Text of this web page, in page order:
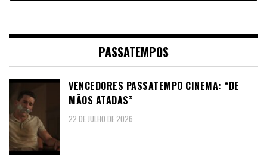
PASSATEMPOS
VENCEDORES PASSATEMPO CINEMA: “DE
MÃOS ATADAS”
22 DE JULHO DE 2026